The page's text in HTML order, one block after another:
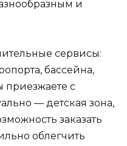
и
сервисы:
бассейна,
приезжаете с
— детская зона,
заказать
облегчить